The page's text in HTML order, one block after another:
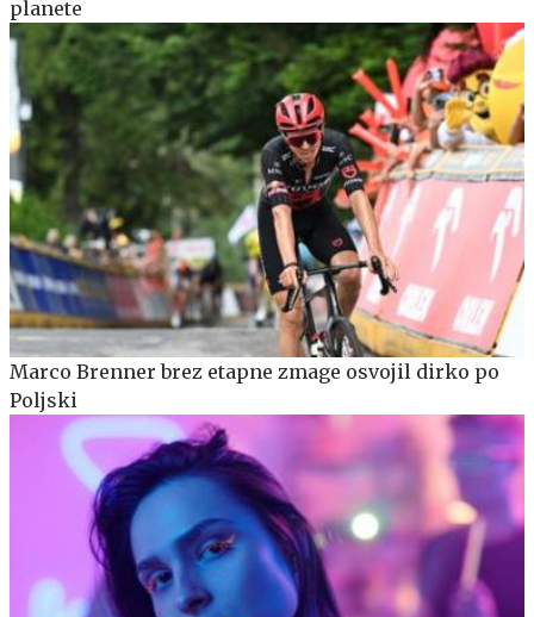
planete
Marco Brenner brez etapne zmage osvojil dirko po
Poljski